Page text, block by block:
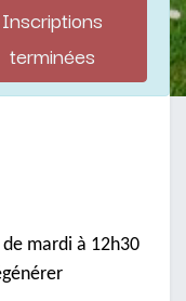
Inscriptions
terminées
mardi à 12h30